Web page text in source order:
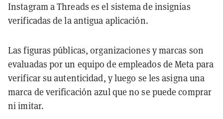
Instagram a Threads es el sistema de insignias
verificadas de la antigua aplicación.
Las figuras públicas, organizaciones y marcas son
evaluadas por un equipo de empleados de Meta para
verificar su autenticidad, y luego se les asigna una
marca de verificación azul que no se puede comprar
ni imitar.